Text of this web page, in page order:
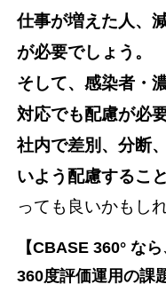
仕事が増えた人、
が必要でしょう。
そして、感染者・
対応でも配慮が必
社内で差別、分断
いよう配慮するこ
っても良いかもし
【CBASE 360° な
360度評価運用の課